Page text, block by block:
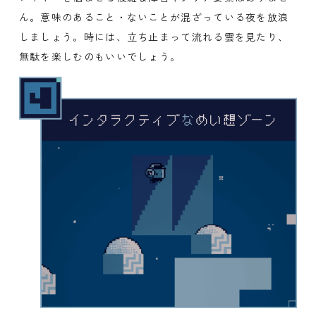
ん。意味のあること・ないことが混ざっている夜を放浪
しましょう。時には、立ち止まって流れる雲を見たり、
無駄を楽しむのもいいでしょう。